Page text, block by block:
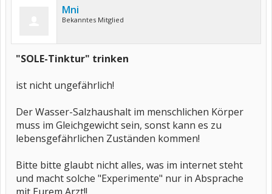
Mni
Bekanntes Mitglied
"SOLE-Tinktur" trinken
ist nicht ungefährlich!
Der Wasser-Salzhaushalt im menschlichen Körper
muss im Gleichgewicht sein, sonst kann es zu
lebensgefährlichen Zuständen kommen!
Bitte bitte glaubt nicht alles, was im internet steht
und macht solche "Experimente" nur in Absprache